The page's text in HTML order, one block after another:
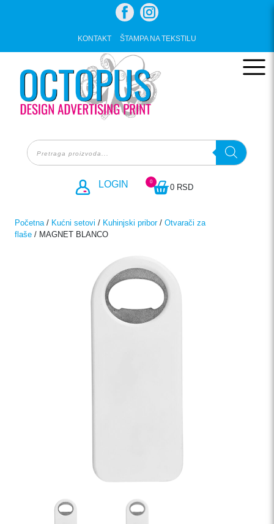
KONTAKT ŠTAMPA NA TEKSTILU
Products
search
LOGIN
0 RSD
0
Početna / Kućni setovi / Kuhinjski pribor/ Otvarači za
flaše / MAGNET BLANCO